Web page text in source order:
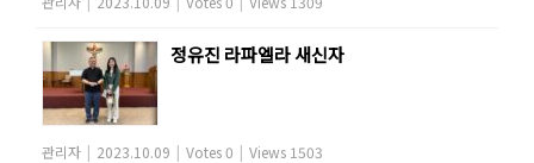
정유진 라파엘라 새신자
관리자 | 2023.10.09 | Votes 0 | Views 1503